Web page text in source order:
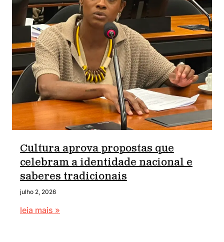
Cultura aprova propostas que
celebram a identidade nacional e
saberes tradicionais
julho 2, 2026
leia mais »